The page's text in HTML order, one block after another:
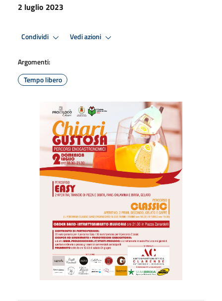
2 luglio 2023
Condividi Vedi azioni
Argomenti:
Tempo libero